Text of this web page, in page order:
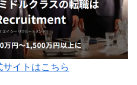
イトはこちら